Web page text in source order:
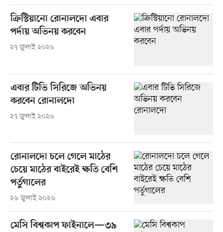
ক্রিস্টিয়ানো রোনালদো এবার
পর্দায় অভিনয় করবেন
২৭ জুলাই ২০২৬
এবার টিভি সিরিজে অভিনয়
করবেন রোনালদো
২৭ জুলাই ২০২৬
রোনালদো চলে গেলে মাঠের
চেয়ে মাঠের বাইরেই ক্ষতি বেশি
পর্তুগালের
২৬ জুলাই ২০২৬
মেসি বিশ্বকাপ ফাইনালে—৩৯